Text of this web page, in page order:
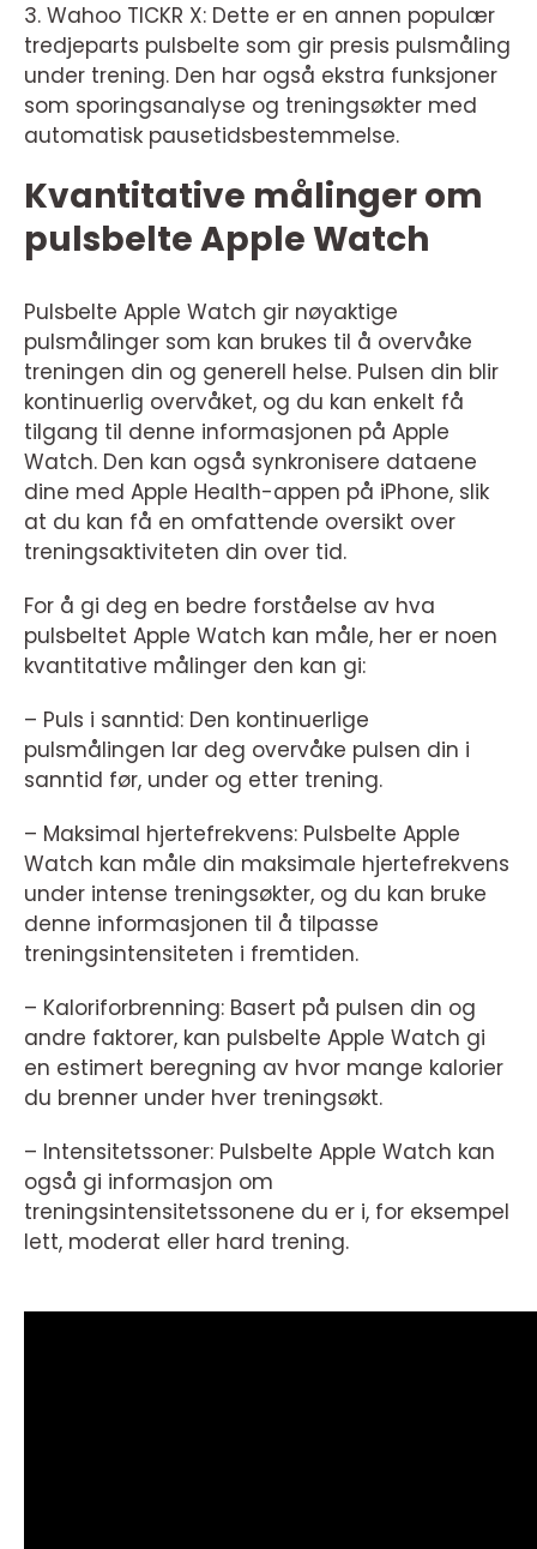
3. Wahoo TICKR X: Dette er en annen populær
tredjeparts pulsbelte som gir presis pulsmåling
under trening. Den har også ekstra funksjoner
som sporingsanalyse og treningsøkter med
automatisk pausetidsbestemmelse.
Kvantitative målinger om
pulsbelte Apple Watch
Pulsbelte Apple Watch gir nøyaktige
pulsmålinger som kan brukes til å overvåke
treningen din og generell helse. Pulsen din blir
kontinuerlig overvåket, og du kan enkelt få
tilgang til denne informasjonen på Apple
Watch. Den kan også synkronisere dataene
dine med Apple Health-appen på iPhone, slik
at du kan få en omfattende oversikt over
treningsaktiviteten din over tid.
For å gi deg en bedre forståelse av hva
pulsbeltet Apple Watch kan måle, her er noen
kvantitative målinger den kan gi:
– Puls i sanntid: Den kontinuerlige
pulsmålingen lar deg overvåke pulsen din i
sanntid før, under og etter trening.
– Maksimal hjertefrekvens: Pulsbelte Apple
Watch kan måle din maksimale hjertefrekvens
under intense treningsøkter, og du kan bruke
denne informasjonen til å tilpasse
treningsintensiteten i fremtiden.
– Kaloriforbrenning: Basert på pulsen din og
andre faktorer, kan pulsbelte Apple Watch gi
en estimert beregning av hvor mange kalorier
du brenner under hver treningsøkt.
– Intensitetssoner: Pulsbelte Apple Watch kan
også gi informasjon om
treningsintensitetssonene du er i, for eksempel
lett, moderat eller hard trening.